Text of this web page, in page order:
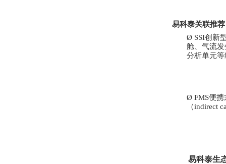
易科泰关联推荐
Ø SSI创新
舱、气流
分析单元
Ø FMS便携
（indirect
易科泰生